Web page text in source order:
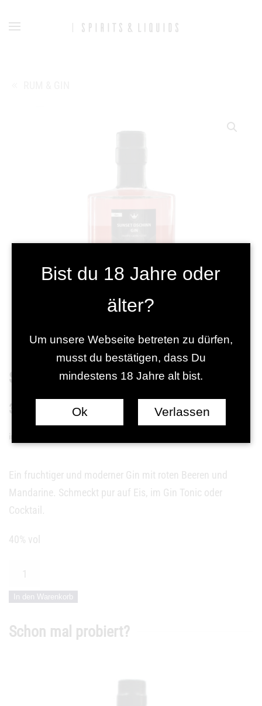
Zum Hauptinhalt springen
Sunset Dschinn
36,95
inkl. MwSt zzgl. Versandkosten
Ein fruchtiger und moderner Gin mit roten Beeren und
Mandarine. Schmeckt pur auf Eis, im Gin Tonic oder
Cocktail.
40% vol
Sunset
Menge
In den Warenkorb
Schon mal probiert?
Bist du 18 Jahre oder
älter?
Um unsere Webseite betreten zu dürfen,
musst du bestätigen, dass Du
mindestens 18 Jahre alt bist.
Ok Verlassen